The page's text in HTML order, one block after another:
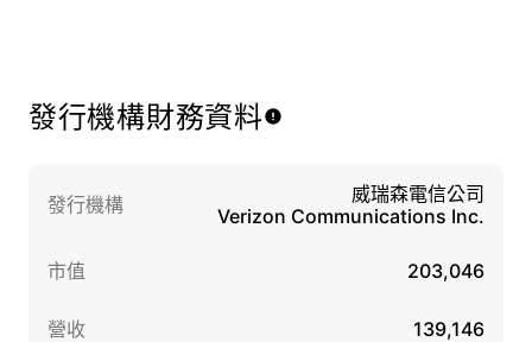
發行機構財務資料
發行機構
威瑞森電信公司
Verizon Communications Inc.
市值 203,046
營收 139,146